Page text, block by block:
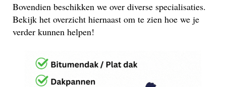
Bovendien beschikken we over diverse specialisaties.
Bekijk het overzicht hiernaast om te zien hoe we je
verder kunnen helpen!